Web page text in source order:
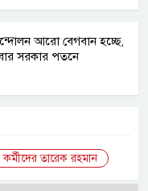
আরো বেগবান হচ্ছে,
সরকার পতনে
তারেক রহমান